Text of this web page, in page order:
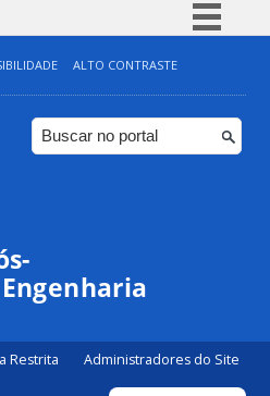
Simplifique!
Comunica BR
Participe
ALTO CONTRASTE
Restrita Administradores do Site